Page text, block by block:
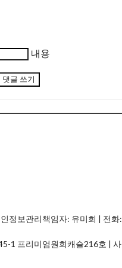
내용
댓글 쓰기
정보관리책임자: 유미희 | 전
1 프리미엄원희캐슬216호 |